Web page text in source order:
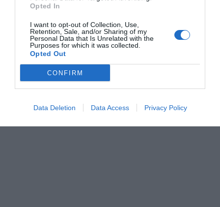
Opted In
I want to opt-out of Collection, Use,
Retention, Sale, and/or Sharing of my
Personal Data that Is Unrelated with the
Purposes for which it was collected.
Opted Out
CONFIRM
Data Deletion Data Access Privacy Policy